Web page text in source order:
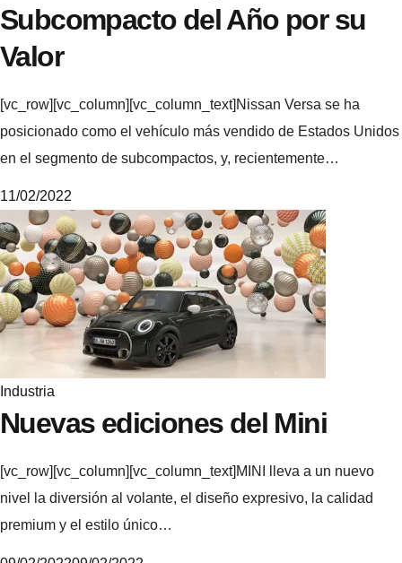
Subcompacto del Año por su
Valor
[vc_row][vc_column][vc_column_text]Nissan Versa se ha
posicionado como el vehículo más vendido de Estados Unidos
en el segmento de subcompactos, y, recientemente…
M
i
k
e
11/02/2022
Industria
Nuevas ediciones del Mini
[vc_row][vc_column][vc_column_text]MINI lleva a un nuevo
nivel la diversión al volante, el diseño expresivo, la calidad
premium y el estilo único…